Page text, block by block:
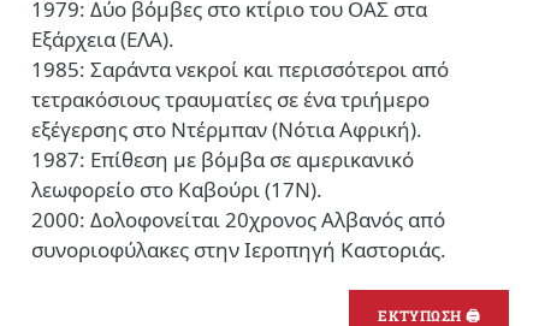
1979: Δύο βόμβες στο κτίριο του ΟΑΣ στα
Εξάρχεια (ΕΛΑ).
1985: Σαράντα νεκροί και περισσότεροι από
τετρακόσιους τραυματίες σε ένα τριήμερο
εξέγερσης στο Ντέρμπαν (Νότια Αφρική).
1987: Επίθεση με βόμβα σε αμερικανικό
λεωφορείο στο Καβούρι (17Ν).
2000: Δολοφονείται 20χρονος Αλβανός από
συνοριοφύλακες στην Ιεροπηγή Καστοριάς.
ΕΚΤΥΠΩΣΗ 🖨